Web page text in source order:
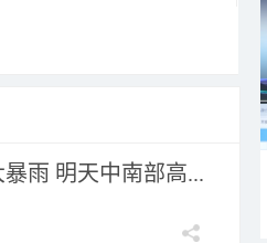
雨 明天中南部高...